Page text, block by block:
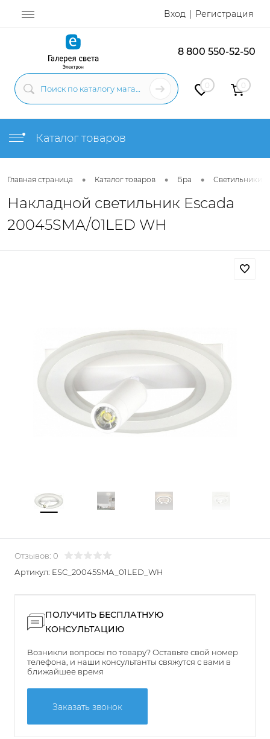
Вход Регистрация
8 800 550-52-50
0 0
Каталог товаров
Главная страница • Каталог товаров • Бра • Светильники
Накладной светильник Escada
20045SMA/01LED WH
Отзывов: 0
Артикул: ESC_20045SMA_01LED_WH
ПОЛУЧИТЬ БЕСПЛАТНУЮ
КОНСУЛЬТАЦИЮ
Возникли вопросы по товару? Оставьте свой номер
телефона, и наши консультанты свяжутся с вами в
ближайшее время
Заказать звонок